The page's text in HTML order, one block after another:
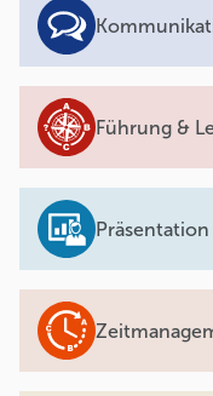
Führung &